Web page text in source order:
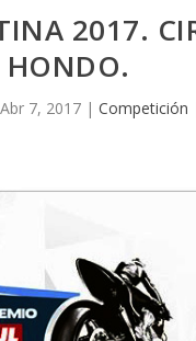
2017.
HONDO.
Abr 7, 2017| Competición